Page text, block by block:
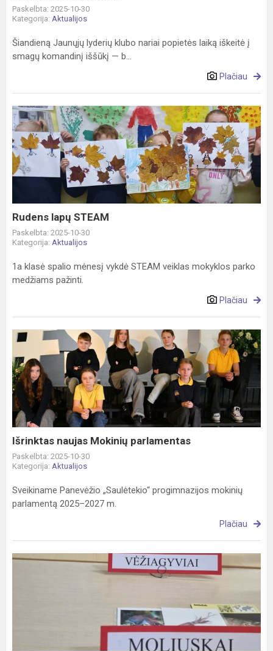
Paskelbta: 2025-10-30
Kategorija: Aktualijos
Šiandieną Jaunųjų lyderių klubo nariai popietės laiką iškeitė į
smagų komandinį iššūkį — b...
Plačiau
Rudens
lapų
STEAM
Rudens lapų STEAM
Paskelbta: 2025-10-30
Kategorija: Aktualijos
1a klasė spalio mėnesį vykdė STEAM veiklas mokyklos parko
medžiams pažinti.
Plačiau
Išrinktas
Mokinių
parlamentas
Išrinktas naujas Mokinių parlamentas
Paskelbta: 2025-10-30
Kategorija: Aktualijos
Sveikiname Panevėžio „Saulėtekio“ progimnazijos mokinių
parlamentą 2025–2027 m.
Plačiau
Gamtos